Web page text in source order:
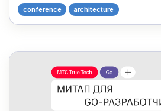
conference architecture